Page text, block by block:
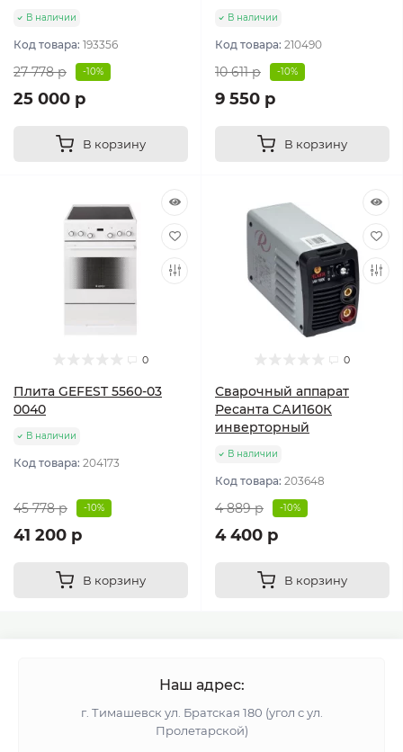
В наличии
Код товара: 193356
27 778 р -10%
25 000 р
В корзину
В наличии
Код товара: 210490
10 611 р -10%
9 550 р
В корзину
0
Плита GEFEST 5560-03
0040
В наличии
Код товара: 204173
45 778 р -10%
41 200 р
В корзину
0
Сварочный аппарат
Ресанта САИ160К
инверторный
В наличии
Код товара: 203648
4 889 р -10%
4 400 р
В корзину
Наш адрес:
г. Тимашевск ул. Братская 180 (угол с ул.
Пролетарской)